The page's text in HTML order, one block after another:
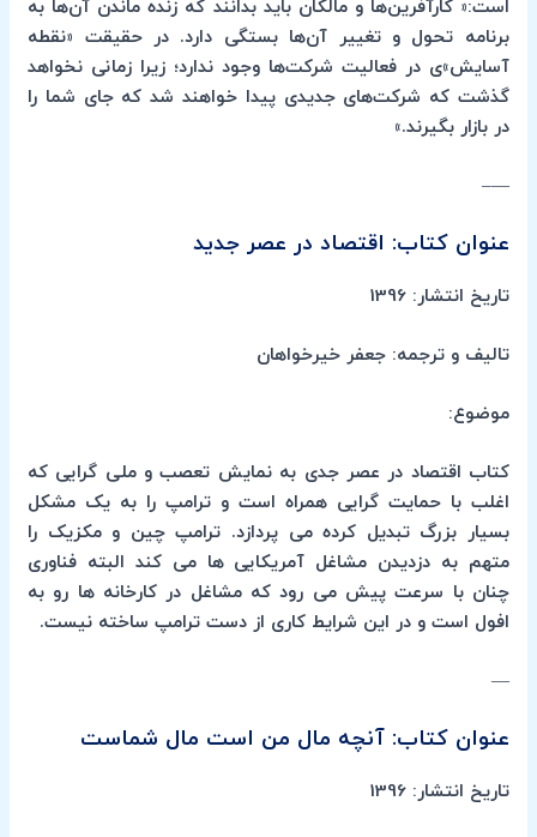
است:« کارآفرین‌ها و مالکان باید بدانند که زنده ماندن آن‌ها به
برنامه تحول و تغییر آن‌ها بستگی دارد. در حقیقت «نقطه
آسایش»ی در فعالیت شرکت‌ها وجود ندارد؛ زیرا زمانی نخواهد
گذشت که شرکت‌های جدیدی پیدا خواهند شد که جای شما را
در بازار بگیرند.»
—–
عنوان کتاب: اقتصاد در عصر جدید
تاریخ انتشار: 1396
تالیف و ترجمه: جعفر خیرخواهان
موضوع:
کتاب اقتصاد در عصر جدی به نمایش تعصب و ملی گرایی که
اغلب با حمایت گرایی همراه است و ترامپ را به یک مشکل
بسیار بزرگ تبدیل کرده می پردازد. ترامپ چین و مکزیک را
متهم به دزدیدن مشاغل آمریکایی ها می کند البته فناوری
چنان با سرعت پیش می رود که مشاغل در کارخانه ها رو به
افول است و در این شرایط کاری از دست ترامپ ساخته نیست.
—
عنوان کتاب: آنچه مال من است مال شماست
تاریخ انتشار: 1396